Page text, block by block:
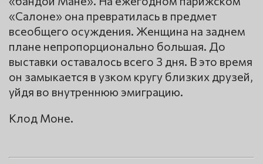
«Салоне» она превратилась в предмет
всеобщего осуждения. Женщина на заднем
плане непропорционально большая. До
выставки оставалось всего 3 дня. В это время
он замыкается в узком кругу близких друзей,
уйдя во внутреннюю эмиграцию.
Клод Моне.